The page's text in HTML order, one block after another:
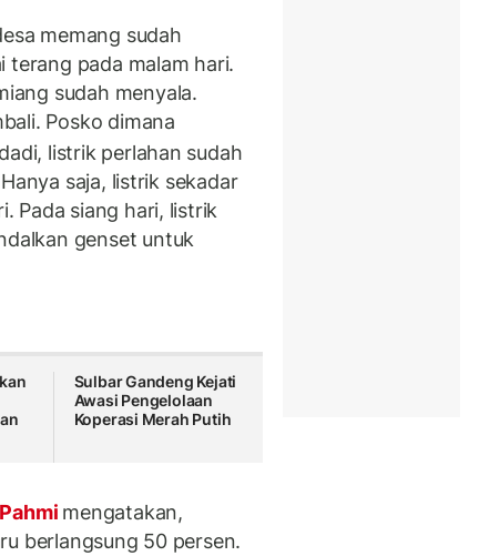
memang sudah
terang pada malam hari.
sudah menyala.
Posko dimana
listrik perlahan sudah
saja, listrik sekadar
Pada siang hari, listrik
genset untuk
Sulbar Gandeng Kejati
Awasi Pengelolaan
Koperasi Merah Putih
mengatakan,
berlangsung 50 persen.